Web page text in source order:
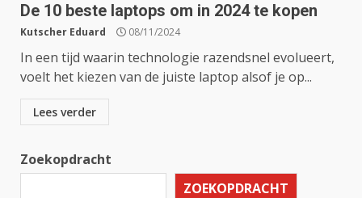
De 10 beste laptops om in 2024 te kopen
Kutscher Eduard 08/11/2024
In een tijd waarin technologie razendsnel evolueert,
voelt het kiezen van de juiste laptop alsof je op...
Lees verder
Zoekopdracht
ZOEKOPDRACHT